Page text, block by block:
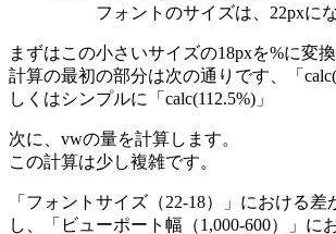
フォントのサイズは、22pxに
まずはこの小さいサイズの18pxを%に変換
計算の最初の部分は次の通りです、「
しくはシンプルに「calc(112.5%)」
次に、vwの量を計算します。
この計算は少し複雑です。
「フォントサイズ（22-18）」における
し、「ビューポート幅（1,000-600）」に